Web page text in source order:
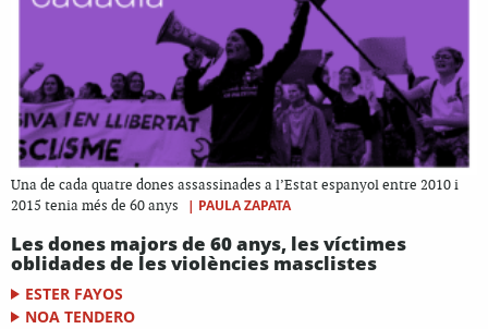
Una de cada quatre dones assassinades a l’Estat espanyol entre 2010 i
2015 tenia més de 60 anys
| PAULA ZAPATA
Les dones majors de 60 anys, les víctimes
oblidades de les violències masclistes
ESTER FAYOS
NOA TENDERO